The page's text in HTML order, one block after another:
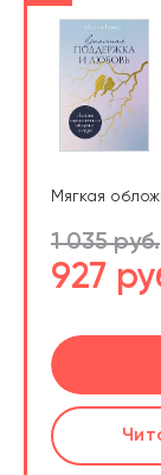
Мягкая
1 035 руб.
927